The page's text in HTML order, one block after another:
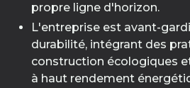
propre ligne d'horizon.
L'entreprise est avant-
durabilité, intégrant des
construction écologiques
à haut rendement